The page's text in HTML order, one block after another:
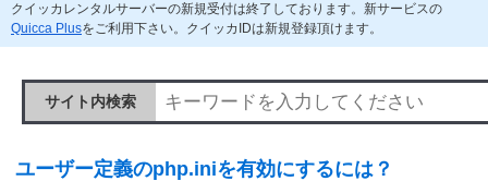
クイッカレンタルサーバーの新規受付は終了しております。新サービスの
Quicca Plusをご利用下さい。クイッカIDは新規登録頂けます。
サイト内検索
ユーザー定義のphp.iniを有効にするには？